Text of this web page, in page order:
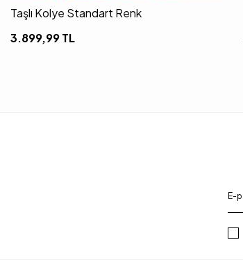
Taşlı Kolye Standart Renk
3.899,99TL